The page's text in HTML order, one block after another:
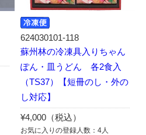
624030101-118
蘇州林の冷凍具入りちゃん
ぽん・皿うどん 各2食入
（TS37）【短冊のし・外の
し対応】
¥4,000（税込）
お気に入りの登録人数：4人